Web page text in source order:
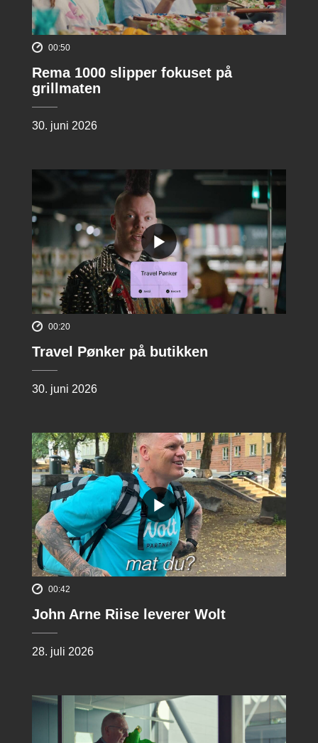
00:50
Rema 1000 slipper fokuset på
grillmaten
30. juni 2026
00:20
Travel Pønker på butikken
30. juni 2026
00:42
John Arne Riise leverer Wolt
28. juli 2026